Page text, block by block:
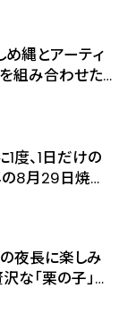
め縄とアーティ
組み合わせた
DOH（カド
1度、1日だけの
の8月29日焼肉
モンドカットシ
ン実施！
夜長に楽しみ
な「栗の子」を